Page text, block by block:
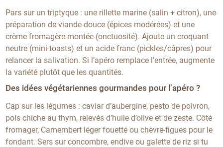
Pars sur un triptyque : une rillette marine (salin + citron), une
préparation de viande douce (épices modérées) et une
crème fromagère montée (onctuosité). Ajoute un croquant
neutre (mini-toasts) et un acide franc (pickles/câpres) pour
relancer la salivation. Si l’apéro remplace l’entrée, augmente
la variété plutôt que les quantités.
Des idées végétariennes gourmandes pour l’apéro ?
Cap sur les légumes : caviar d’aubergine, pesto de poivron,
pois chiche au thym, relevés d’huile d’olive et de zeste. Côté
fromager, Camembert léger fouetté ou chèvre-figues pour le
fondant. Sers sur concombre, endive ou galette de riz si tu